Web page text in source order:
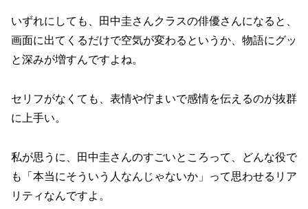
いずれにしても、田中圭さんクラスの俳優さんになると、
画面に出てくるだけで空気が変わるというか、物語にグッ
と深みが増すんですよね。
セリフがなくても、表情や佇まいで感情を伝えるのが抜群
に上手い。
私が思うに、田中圭さんのすごいところって、どんな役で
も「本当にそういう人なんじゃないか」って思わせるリア
リティなんですよ。